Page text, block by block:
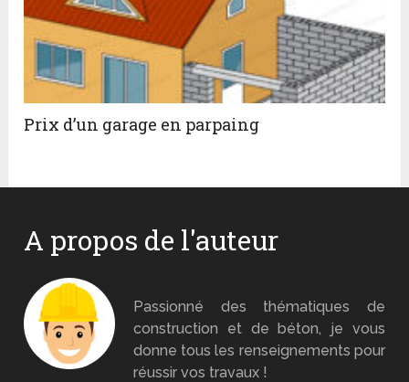
Prix d’un garage en parpaing
A propos de l'auteur
Passionné des thématiques de
construction et de béton, je vous
donne tous les renseignements pour
réussir vos travaux !